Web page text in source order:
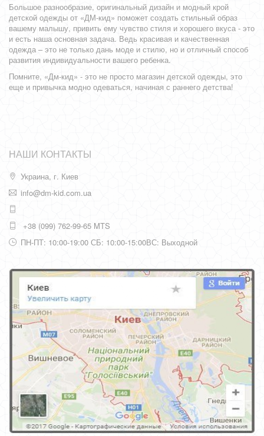
Большое разнообразие, оригинальный дизайн и модный крой
детской одежды от «ДМ-кид» поможет создать стильный образ
вашему малышу, привить ему чувство стиля и хорошего вкуса - это
и есть наша основная задача. Ведь красивая и качественная
одежда – это не только дань моде и стилю, но и отличный способ
развития индивидуальности вашего ребенка.
Помните, «Дм-кид» - это не просто магазин детской одежды, это
еще и привычка модно одеваться, начиная с раннего детства!
НАШИ КОНТАКТЫ
Украина, г. Киев
info@dm-kid.com.ua
+38 (099) 762-99-65 MTS
ПН-ПТ: 10:00-19:00 СБ: 10:00-15:00ВС: Выходной